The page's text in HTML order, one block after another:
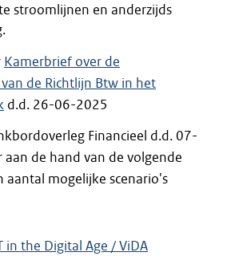
stroomlijnen en anderzijds
Kamerbrief over de
de Richtlijn Btw in het
d.d. 26-06-2025
Financieel d.d. 07-
de hand van de volgende
aantal mogelijke scenario's
in the Digital Age / ViDA